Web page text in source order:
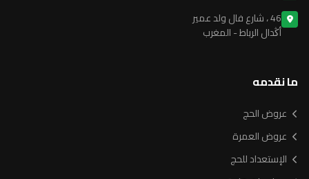
46 ، شارع فال ولد عمير
أڭدال الرباط - المغرب
ما نقدمه
عروض الحج
عروض العمرة
الإستعداد للحج